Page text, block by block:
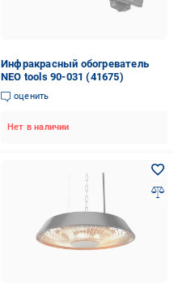
Инфракрасный обогреватель
NEO tools 90-031 (41675)
оценить
Нет в наличии